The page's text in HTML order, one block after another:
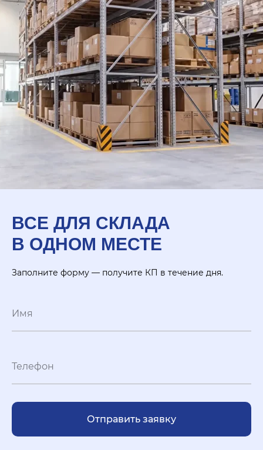
ВСЕ ДЛЯ СКЛАДА
В ОДНОМ МЕСТЕ
Заполните форму — получите КП в течение дня.
Отправить заявку